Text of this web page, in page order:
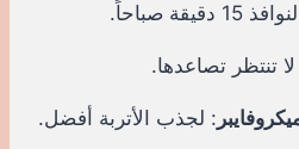
دقيقة صباحاً.
تنتظر تصاعدها.
: لجذب الأتربة أفضل.